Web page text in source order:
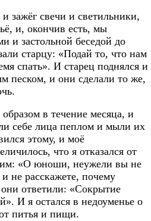
зажёг свечи и светильники,
и, окончив есть, мы
и застольной беседой до
старцу: «Подай то, что нам
спать». И старец поднялся и
песком, и они сделали то же,
в течение месяца, и
себе лица пеплом и мыли их
этому, и моё
что я отказался от
им: «О юноши, неужели вы не
не расскажете, почему
ответили: «Сокрытие
И я остался в недоуменье о
питья и пищи.